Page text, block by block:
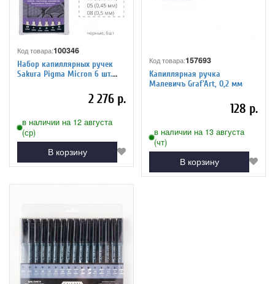
Код товара:100346
Набор капиллярных ручек
Sakura Pigma Micron 6 шт.
2 276 р.
в наличии на 12 августа
(ср)
В корзину
Код товара:157693
Капиллярная ручка
Малевичъ Graf'Art, 0,2 мм
128 р.
в наличии на 13 августа
(чт)
В корзину